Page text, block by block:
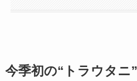
今季初の“トラウタニ